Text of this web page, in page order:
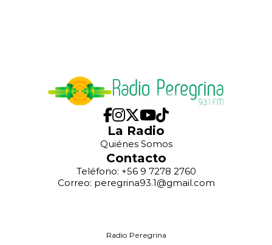
La Radio
Quiénes Somos
Contacto
Teléfono: +56 9 7278 2760
Correo: peregrina93.1@gmail.com
Radio Peregrina